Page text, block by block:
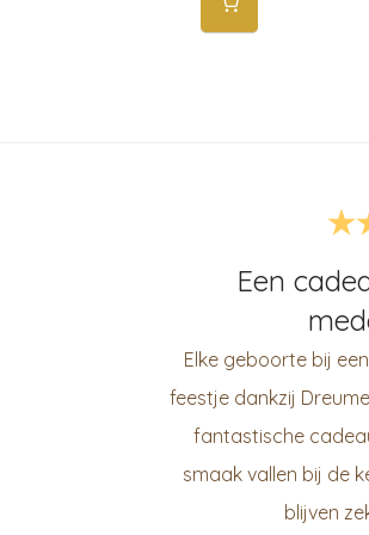
Een
Elke geboorte bij
feestje dankzij
fantastische
smaak vallen bij de
blijven